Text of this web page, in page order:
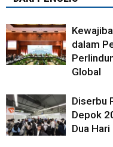
dalam
Global
Diserbu
Depok
Dua Hari